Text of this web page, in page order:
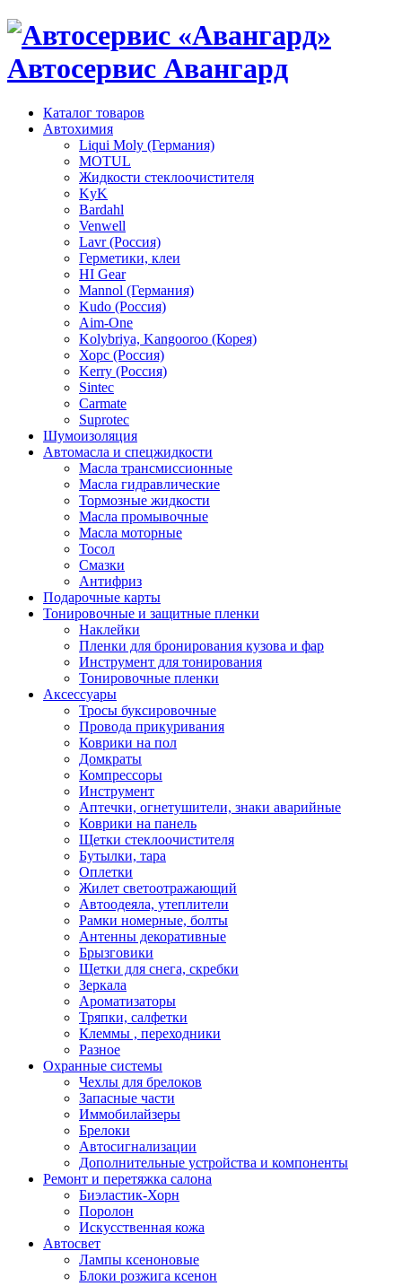
Автосервис Авангард
Каталог товаров
Автохимия
Liqui Moly (Германия)
MOTUL
Жидкости стеклоочистителя
KyK
Bardahl
Venwell
Lavr (Россия)
Герметики, клеи
HI Gear
Mannol (Германия)
Kudo (Россия)
Aim-One
Kolybriya, Kangooroo (Корея)
Хорс (Россия)
Kerry (Россия)
Sintec
Carmate
Suprotec
Шумоизоляция
Автомасла и спецжидкости
Масла трансмиссионные
Масла гидравлические
Тормозные жидкости
Масла промывочные
Масла моторные
Тосол
Смазки
Антифриз
Подарочные карты
Тонировочные и защитные пленки
Наклейки
Пленки для бронирования кузова и фар
Инструмент для тонирования
Тонировочные пленки
Аксессуары
Тросы буксировочные
Провода прикуривания
Коврики на пол
Домкраты
Компрессоры
Инструмент
Аптечки, огнетушители, знаки аварийные
Коврики на панель
Щетки стеклоочистителя
Бутылки, тара
Оплетки
Жилет светоотражающий
Автоодеяла, утеплители
Рамки номерные, болты
Антенны декоративные
Брызговики
Щетки для снега, скребки
Зеркала
Ароматизаторы
Тряпки, салфетки
Клеммы , переходники
Разное
Охранные системы
Чехлы для брелоков
Запасные части
Иммобилайзеры
Брелоки
Автосигнализации
Дополнительные устройства и компоненты
Ремонт и перетяжка салона
Биэластик-Хорн
Поролон
Искусственная кожа
Автосвет
Лампы ксеноновые
Блоки розжига ксенон